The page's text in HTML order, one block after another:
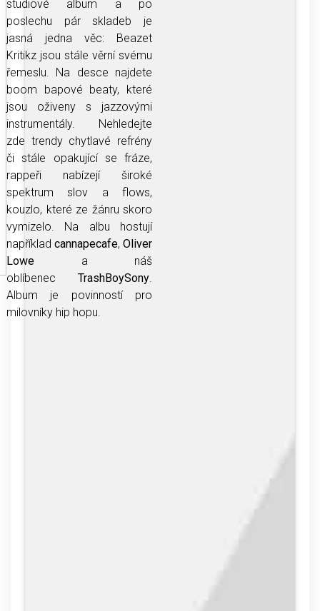
studiové album a po
poslechu pár skladeb je
jasná jedna věc: Beazet
Kritikz jsou stále věrní svému
řemeslu. Na desce najdete
boom bapové beaty, které
jsou oživeny s jazzovými
instrumentály. Nehledejte
zde trendy chytlavé refrény
či stále opakující se fráze,
rappeři nabízejí široké
spektrum slov a flows,
kouzlo, které ze žánru skoro
vymizelo. Na albu hostují
například cannapecafe, Oliver
Lowe a náš
oblíbenec TrashBoySony
Album je povinností pro
milovníky hip hopu.